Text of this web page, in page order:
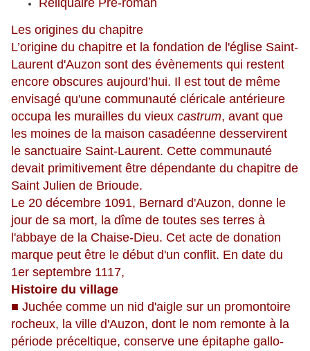
Reliquaire Pre-roman
Les origines du chapitre
L’origine du chapitre et la fondation de l'église Saint-
Laurent d'Auzon sont des évènements qui restent
encore obscures aujourd’hui. Il est tout de même
envisagé qu'une communauté cléricale antérieure
occupa les murailles du vieux castrum, avant que
les moines de la maison casadéenne desservirent
le sanctuaire Saint-Laurent. Cette communauté
devait primitivement être dépendante du chapitre de
Saint Julien de Brioude.
Le 20 décembre 1091, Bernard d'Auzon, donne le
jour de sa mort, la dîme de toutes ses terres à
l'abbaye de la Chaise-Dieu. Cet acte de donation
marque peut être le début d'un conflit. En date du
1er septembre 1117,
Histoire du village
■ Juchée comme un nid d'aigle sur un promontoire
rocheux, la ville d'Auzon, dont le nom remonte à la
période préceltique, conserve une épitaphe gallo-